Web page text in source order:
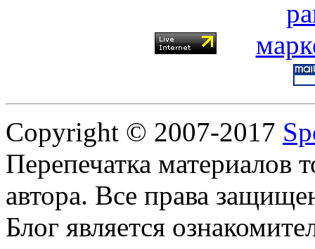
Copyright © 2007-2017
Перепечатка материалов
автора. Все права
Блог является